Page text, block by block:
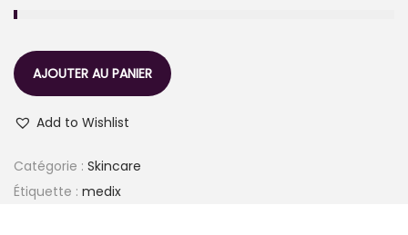
AJOUTER AU PANIER
Add to Wishlist
Catégorie : Skincare
Étiquette : medix